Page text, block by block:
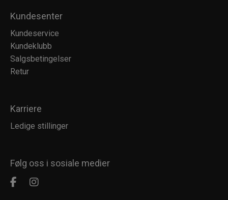
Kundesenter
Kundeservice
Kundeklubb
Salgsbetingelser
Retur
Karriere
Ledige stillinger
Følg oss i sosiale medier